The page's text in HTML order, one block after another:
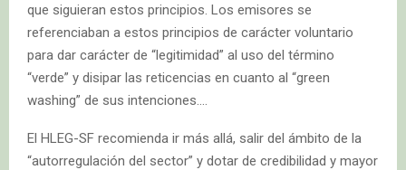
que siguieran estos principios. Los emisores se
referenciaban a estos principios de carácter voluntario
para dar carácter de “legitimidad” al uso del término
“verde” y disipar las reticencias en cuanto al “green
washing” de sus intenciones….
El HLEG-SF recomienda ir más allá, salir del ámbito de la
“autorregulación del sector” y dotar de credibilidad y mayor